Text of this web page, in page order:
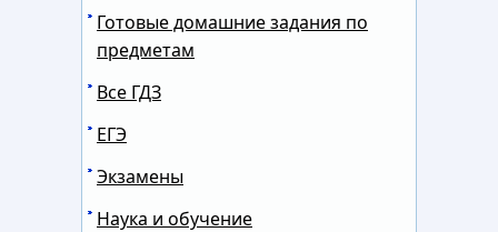
Готовые домашние задания по
предметам
Все ГДЗ
ЕГЭ
Экзамены
Наука и обучение